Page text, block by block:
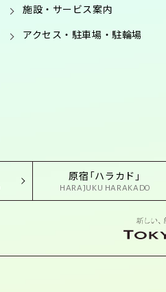
施設・サービス案内
アクセス・駐車場・駐輪場
原宿「ハラカド」
HARAJUKU HARAKADO